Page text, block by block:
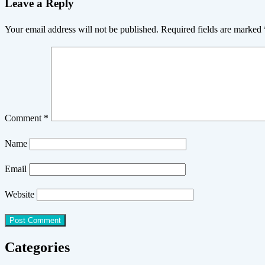
Leave a Reply
Your email address will not be published. Required fields are marked
Comment *
Name
Email
Website
Categories